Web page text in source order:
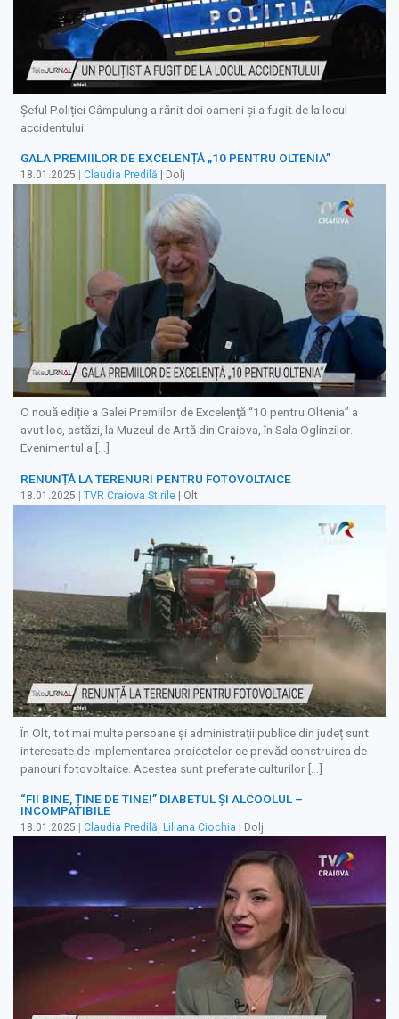
Șeful Poliției Câmpulung a rănit doi oameni și a fugit de la locul
accidentului.
GALA PREMIILOR DE EXCELENȚĂ „10 PENTRU OLTENIA”
18.01.2025 Claudia Predilă | Dolj
O nouă ediție a Galei Premiilor de Excelenţă “10 pentru Oltenia” a
avut loc, astăzi, la Muzeul de Artă din Craiova, în Sala Oglinzilor.
Evenimentul a […]
RENUNȚĂ LA TERENURI PENTRU FOTOVOLTAICE
18.01.2025 | TVR Craiova Stirile | Olt
În Olt, tot mai multe persoane și administrații publice din județ sunt
interesate de implementarea proiectelor ce prevăd construirea de
panouri fotovoltaice. Acestea sunt preferate culturilor […]
“FII BINE, ȚINE DE TINE!” DIABETUL ȘI ALCOOLUL –
INCOMPATIBILE
18.01.2025 Claudia Predilă, Liliana Ciochia | Dolj